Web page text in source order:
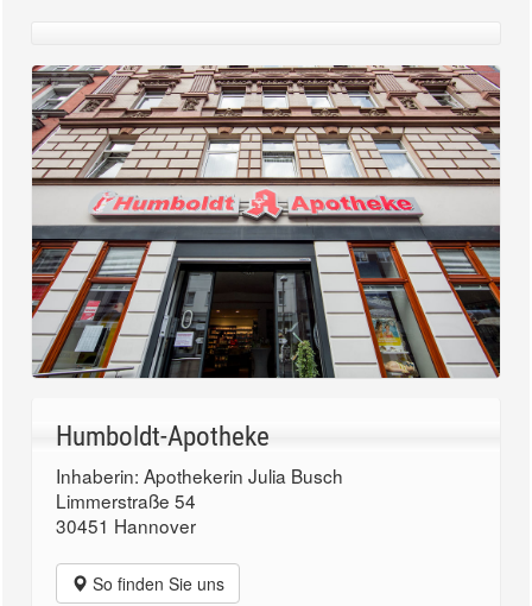
Humboldt-Apotheke
Inhaberin: Apothekerin Julia Busch
Limmerstraße 54
30451 Hannover
So finden Sie uns